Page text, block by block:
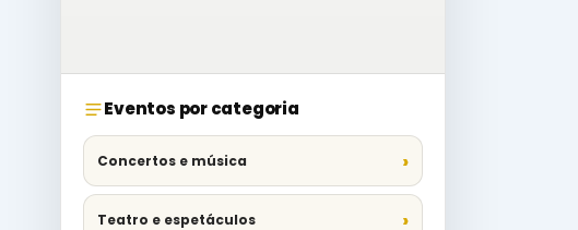
Eventos por categoria
Concertos e música
Teatro e espetáculos